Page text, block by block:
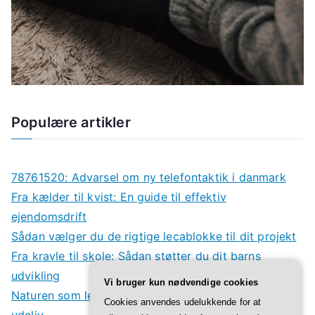
Populære artikler
78761520: Advarsel om ny telefontaktik i danmark
Fra kælder til kvist: En guide til effektiv
ejendomsdrift
Sådan vælger du de rigtige lecablokke til dit projekt
Fra kravle til skole: Sådan støtter du dit barns
udvikling
Naturen som legeplads: Derfor har børn godt af
Vi bruger kun nødvendige cookies
Cookies anvendes udelukkende for at